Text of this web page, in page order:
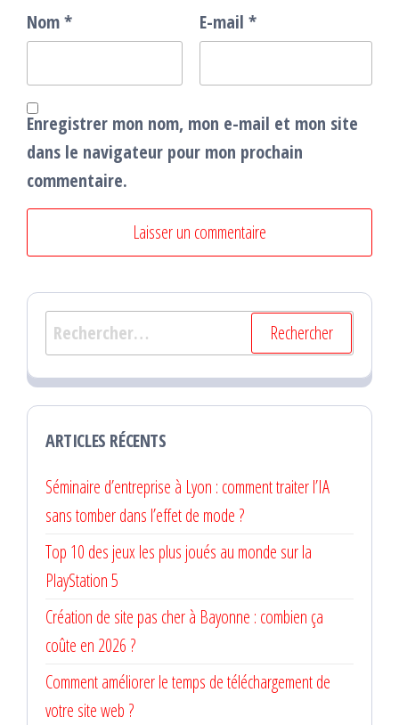
Nom* E-mail *
Enregistrer mon nom, mon e-mail et mon site
dans le navigateur pour mon prochain
commentaire.
Rechercher :
ARTICLES RÉCENTS
Séminaire d’entreprise à Lyon : comment traiter l’IA
sans tomber dans l’effet de mode ?
Top 10 des jeux les plus joués au monde sur la
PlayStation 5
Création de site pas cher à Bayonne : combien ça
coûte en 2026 ?
Comment améliorer le temps de téléchargement de
votre site web ?